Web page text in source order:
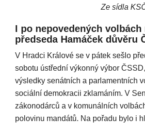
Ze sídla
I po nepovedených volbách
předseda Hamáček důvěru
V Hradci Králové se v pátek sešlo
sobotu ústřední výkonný výbor
výsledky senátních a parlamentních
sociální demokracii zklamáním. V
zákonodárců a v komunálních
polovinu mandátů. Na pořadu bylo i